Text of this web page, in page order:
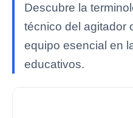
Descubre la
técnico del agitador
equipo esencial en
educativos.